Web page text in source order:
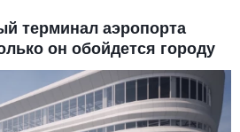
терминал аэропорта
он обойдется городу